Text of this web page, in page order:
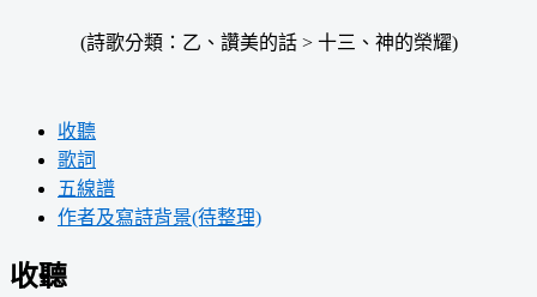
(詩歌分類：乙、讚美的話 > 十三、神的榮耀)
收聽
歌詞
五線譜
作者及寫詩背景(待整理)
收聽